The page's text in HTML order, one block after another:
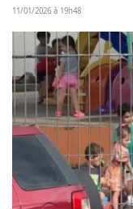
11/01/2026 à 19h48